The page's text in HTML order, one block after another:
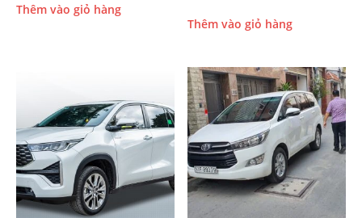
Thêm vào giỏ hàng
Thêm vào giỏ hàng